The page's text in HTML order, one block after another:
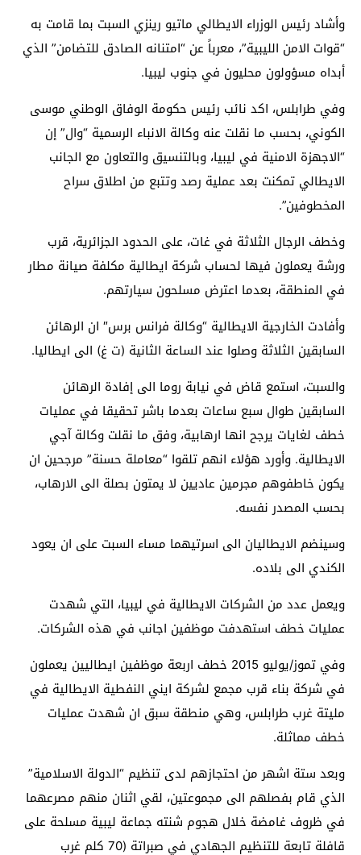
وأشاد رئيس الوزراء الايطالي ماتيو رينزي السبت بما قامت به
“قوات الامن الليبية”، معرباً عن “امتنانه الصادق للتضامن” الذي
أبداه مسؤولون محليون في جنوب ليبيا.
وفي طرابلس، اكد نائب رئيس حكومة الوفاق الوطني موسى
الكوني، بحسب ما نقلت عنه وكالة الانباء الرسمية “وال” إن
“الاجهزة الامنية في ليبيا، وبالتنسيق والتعاون مع الجانب
الايطالي تمكنت بعد عملية رصد وتتبع من اطلاق سراح
المخطوفين”.
وخطف الرجال الثلاثة في غات، على الحدود الجزائرية، قرب
ورشة يعملون فيها لحساب شركة ايطالية مكلفة صيانة مطار
في المنطقة، بعدما اعترض مسلحون سيارتهم.
وأفادت الخارجية الايطالية “وكالة فرانس برس″ ان الرهائن
السابقين الثلاثة وصلوا عند الساعة الثانية (ت غ) الى ايطاليا.
والسبت، استمع قاض في نيابة روما الى إفادة الرهائن
السابقين طوال سبع ساعات بعدما باشر تحقيقا في عمليات
خطف لغايات يرجح انها ارهابية، وفق ما نقلت وكالة آجي
الايطالية. وأورد هؤلاء انهم تلقوا “معاملة حسنة” مرجحين ان
يكون خاطفوهم مجرمين عاديين لا يمتون بصلة الى الارهاب،
بحسب المصدر نفسه.
وسينضم الايطاليان الى اسرتيهما مساء السبت على ان يعود
الكندي الى بلاده.
ويعمل عدد من الشركات الايطالية في ليبيا، التي شهدت
عمليات خطف استهدفت موظفين اجانب في هذه الشركات.
وفي تموز/يوليو 2015 خطف اربعة موظفين ايطاليين يعملون
في شركة بناء قرب مجمع لشركة ايني النفطية الايطالية في
مليتة غرب طرابلس، وهي منطقة سبق ان شهدت عمليات
خطف مماثلة.
وبعد ستة اشهر من احتجازهم لدى تنظيم “الدولة الاسلامية”
الذي قام بفصلهم الى مجموعتين، لقي اثنان منهم مصرعهما
في ظروف غامضة خلال هجوم شنته جماعة ليبية مسلحة على
قافلة تابعة للتنظيم الجهادي في صبراتة (70 كلم غرب